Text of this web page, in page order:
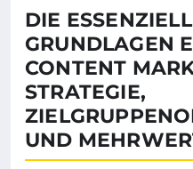
DIE
GRUNDLAGEN
CONTENT
STRATEGIE,
UND